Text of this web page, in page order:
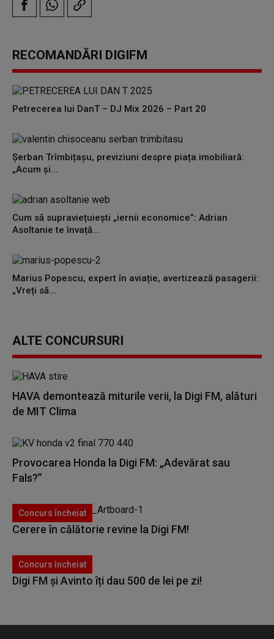
RECOMANDĂRI DIGIFM
Petrecerea lui DanT – DJ Mix 2026 – Part 20
Șerban Trîmbițașu, previziuni despre piața imobiliară:
„Acum și...
Cum să supraviețuiești „iernii economice”: Adrian
Asoltanie te învață...
Marius Popescu, expert în aviație, avertizează pasagerii:
„Vreți să...
ALTE CONCURSURI
HAVA demontează miturile verii, la Digi FM, alături
de MIT Clima
Provocarea Honda la Digi FM: „Adevărat sau
Fals?”
Concurs încheiat
Cerere în călătorie revine la Digi FM!
Concurs încheiat
Digi FM și Avinto îți dau 500 de lei pe zi!